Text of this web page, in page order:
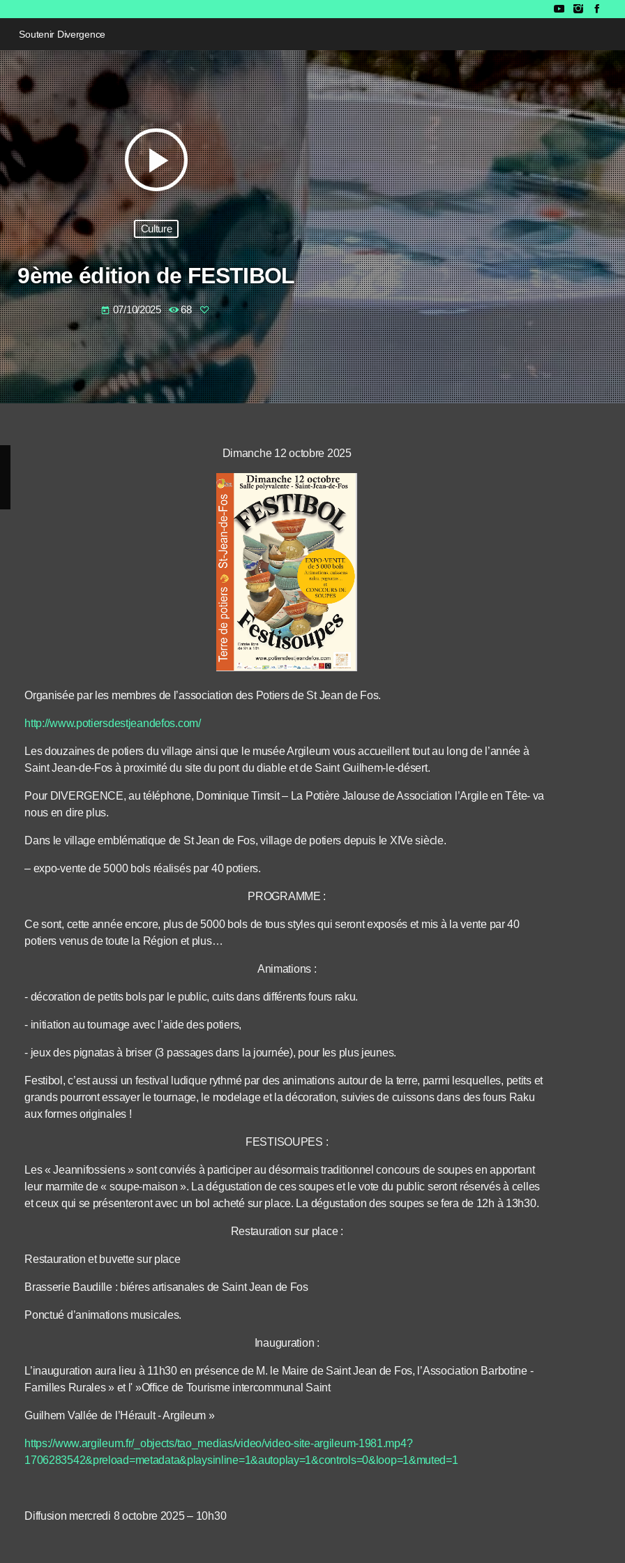
Soutenir Divergence
play_arrow
Culture
9ème édition de FESTIBOL
today 07/10/2025 68
Dimanche 12 octobre 2025
Organisée par les membres de l’association des Potiers de St Jean de Fos.
http://www.potiersdestjeandefos.com/
Les douzaines de potiers du village ainsi que le musée Argileum vous accueillent tout au long de l’année à
Saint Jean-de-Fos à proximité du site du pont du diable et de Saint Guilhem-le-désert.
Pour DIVERGENCE, au téléphone, Dominique Timsit – La Potière Jalouse de Association l’Argile en Tête- va
nous en dire plus.
Dans le village emblématique de St Jean de Fos, village de potiers depuis le XIVe siècle.
– expo-vente de 5000 bols réalisés par 40 potiers.
PROGRAMME :
Ce sont, cette année encore, plus de 5000 bols de tous styles qui seront exposés et mis à la vente par 40
potiers venus de toute la Région et plus…
Animations :
‐ décoration de petits bols par le public, cuits dans différents fours raku.
‐ initiation au tournage avec l’aide des potiers,
‐ jeux des pignatas à briser (3 passages dans la journée), pour les plus jeunes.
Festibol, c’est aussi un festival ludique rythmé par des animations autour de la terre, parmi lesquelles, petits et
grands pourront essayer le tournage, le modelage et la décoration, suivies de cuissons dans des fours Raku
aux formes originales !
FESTISOUPES :
Les « Jeannifossiens » sont conviés à participer au désormais traditionnel concours de soupes en apportant
leur marmite de « soupe‐maison ». La dégustation de ces soupes et le vote du public seront réservés à celles
et ceux qui se présenteront avec un bol acheté sur place. La dégustation des soupes se fera de 12h à 13h30.
Restauration sur place :
Restauration et buvette sur place
Brasserie Baudille : biéres artisanales de Saint Jean de Fos
Ponctué d’animations musicales.
Inauguration :
L’inauguration aura lieu à 11h30 en présence de M. le Maire de Saint Jean de Fos, l’Association Barbotine ‐
Familles Rurales » et l' »Office de Tourisme intercommunal Saint
Guilhem Vallée de l’Hérault ‐ Argileum »
https://www.argileum.fr/_objects/tao_medias/video/video-site-argileum-1981.mp4?
1706283542&preload=metadata&playsinline=1&autoplay=1&controls=0&loop=1&muted=1
Diffusion mercredi 8 octobre 2025 – 10h30